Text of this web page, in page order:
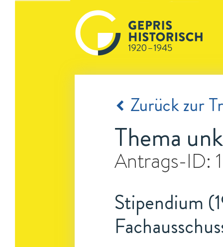
Zurück zur
Thema
Antrags-ID:
Stipendium